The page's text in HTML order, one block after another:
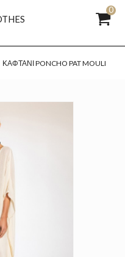
0
ΚΑΦΤΆΝΙ PONCHO PAT MOULI